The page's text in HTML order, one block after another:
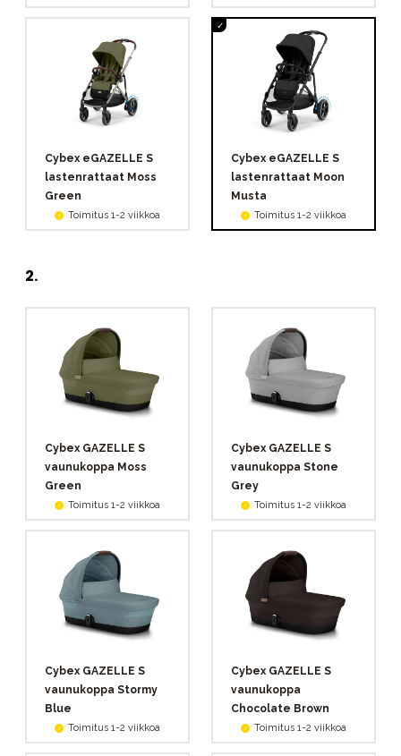
Cybex eGAZELLE S
lastenrattaat Moss
Green
Toimitus 1-2 viikkoa
Cybex eGAZELLE S
lastenrattaat Moon
Musta
Toimitus 1-2 viikkoa
2.
Cybex GAZELLE S
vaunukoppa Moss
Green
Toimitus 1-2 viikkoa
Cybex GAZELLE S
vaunukoppa Stone
Grey
Toimitus 1-2 viikkoa
Cybex GAZELLE S
vaunukoppa Stormy
Blue
Toimitus 1-2 viikkoa
Cybex GAZELLE S
vaunukoppa
Chocolate Brown
Toimitus 1-2 viikkoa